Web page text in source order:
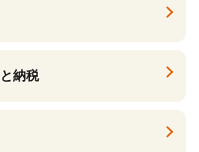
納税